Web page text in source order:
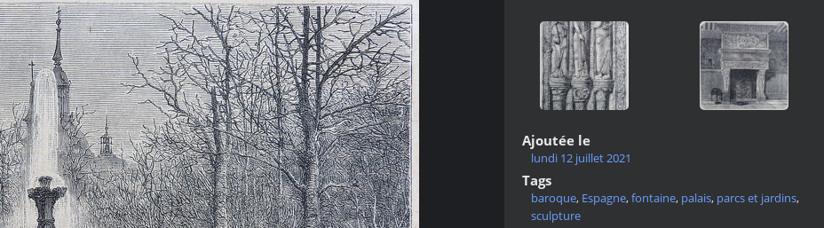
Ajoutée le
lundi 12 juillet 2021
Tags
baroque, Espagne,fontaine, palais, parcs et jardins,
sculpture